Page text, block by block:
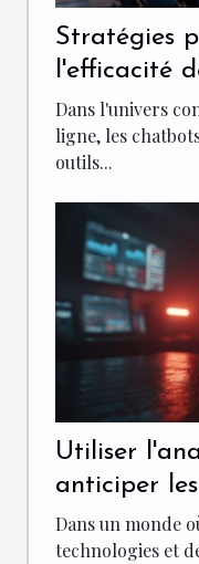
Stratégies
l'efficacité
vente en
Dans l'univers
ligne, les
outils...
Utiliser
anticiper
Dans un monde
technologies et